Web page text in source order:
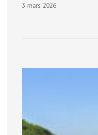
3 mars 2026